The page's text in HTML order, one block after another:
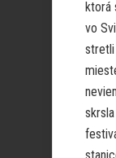
ktorá
vo
stretli